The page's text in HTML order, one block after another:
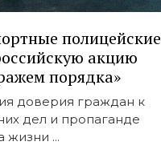
полицейские
акцию
порядка»
доверия граждан к
дел и пропаганде
жизни ...